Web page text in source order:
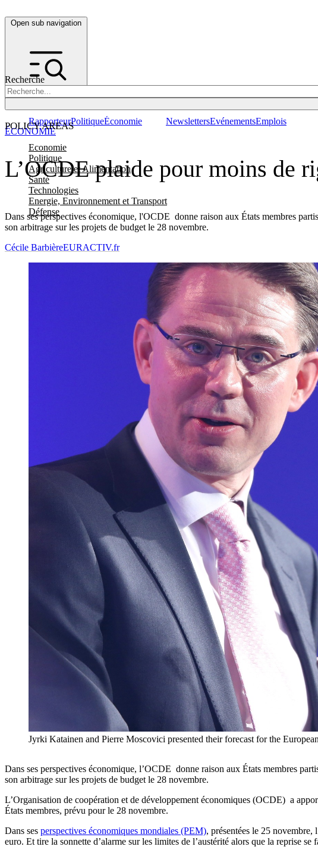
Open sub navigation
Recherche
POLICY AREAS
Economie
Politique
Agriculture et Alimentation
Santé
Technologies
Energie, Environnement et Transport
Défense
RapporteurPolitiqueÉconomie NewslettersEvénementsEmplois
L’OCDE plaide pour moins de
Dans ses perspectives économique, l'OCDE donne raison aux États membres
son arbitrage sur les projets de budget le 28 novembre.
ÉCONOMIE
Cécile BarbièreEURACTIV.fr
Jyrki Katainen and Pierre Moscovici presented their forecast for the
Dans ses perspectives économique, l’OCDE donne raison aux États membres
son arbitrage sur les projets de budget le 28 novembre.
L’Organisation de coopération et de développement économiques (OCDE) a
États membres, prévu pour le 28 novembre.
Dans ses perspectives économiques mondiales (PEM), présentées le 25 novembre,
euro. Et tire la sonnette d’alarme sur les limites de l’austérité alors que la reprise se